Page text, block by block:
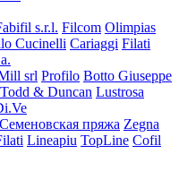
s.r.l. Filcom Olimpias
Cucinelli Cariaggi Filati
srl Profilo Botto Giuseppe
Todd & Duncan Lustrosa
Семеновская пряжа Zegna
Lineapiu TopLine Cofil